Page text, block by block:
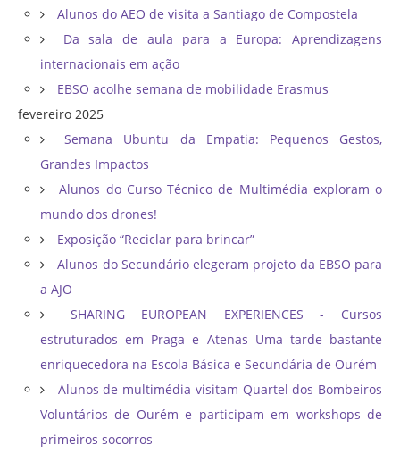
Alunos do AEO de visita a Santiago de Compostela
Da sala de aula para a Europa: Aprendizagens
internacionais em ação
EBSO acolhe semana de mobilidade Erasmus
fevereiro 2025
Semana Ubuntu da Empatia: Pequenos Gestos,
Grandes Impactos
Alunos do Curso Técnico de Multimédia exploram o
mundo dos drones!
Exposição “Reciclar para brincar”
Alunos do Secundário elegeram projeto da EBSO para
a AJO
SHARING EUROPEAN EXPERIENCES - Cursos
estruturados em Praga e Atenas Uma tarde bastante
enriquecedora na Escola Básica e Secundária de Ourém
Alunos de multimédia visitam Quartel dos Bombeiros
Voluntários de Ourém e participam em workshops de
primeiros socorros